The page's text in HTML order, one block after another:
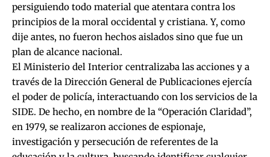
persiguiendo todo material que atentara contra los
principios de la moral occidental y cristiana. Y, como
dije antes, no fueron hechos aislados sino que fue un
plan de alcance nacional.
El Ministerio del Interior centralizaba las acciones y a
través de la Dirección General de Publicaciones ejercía
el poder de policía, interactuando con los servicios de la
SIDE. De hecho, en nombre de la “Operación Claridad”,
en 1979, se realizaron acciones de espionaje,
investigación y persecución de referentes de la